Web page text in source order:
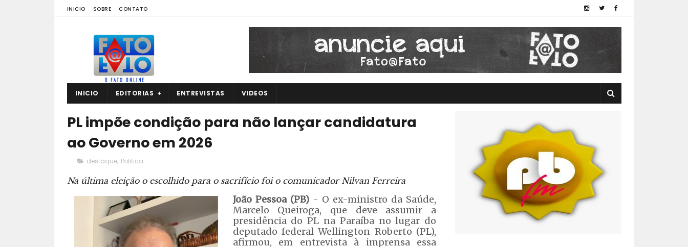
INICIO SOBRE CONTATO
INICIO EDITORIAS ENTREVISTAS VIDEOS
PL impõe condição para não lançar candidatura
ao Governo em 2026
destaque, Politica
Na última eleição o escolhido para o sacrifício foi o comunicador Nilvan Ferreira
João Pessoa (PB)- O ex-ministro da Saúde,
Marcelo Queiroga, que deve assumir a
presidência do PL na Paraíba no lugar do
deputado federal Wellington Roberto (PL),
afirmou, em entrevista à imprensa essa